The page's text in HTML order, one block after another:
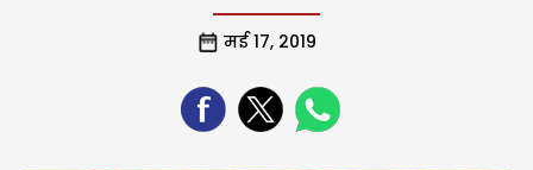
मई 17, 2019